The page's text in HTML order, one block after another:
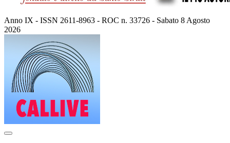
Anno IX - ISSN 2611-8963 - ROC n. 33726 - Sabato 8 Agosto
2026